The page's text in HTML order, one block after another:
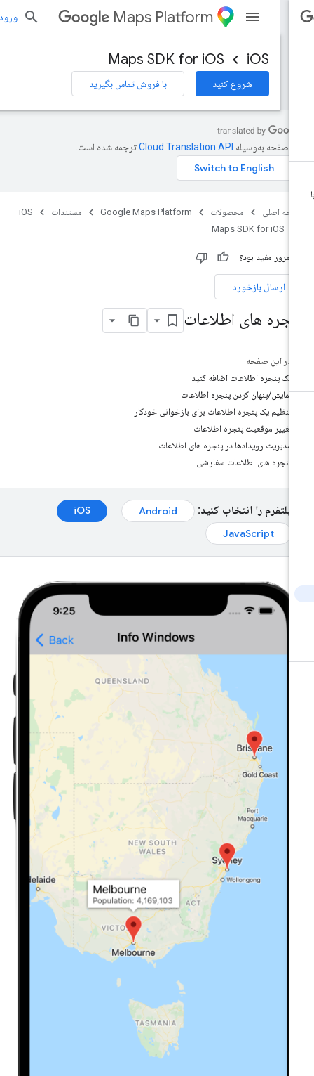
Maps Platform ورود به
iOS
Maps SDK for iOS
شروع کنید با فروش تماس بگیرید
صفحه به‌وسیله ترجمه شده است.
اصلی محصولات Google Maps Platform مستندات
iOS
Maps SDK for iOS
مرور مفید بود؟
ارسال بازخورد
های اطلاعات
در این صفحه
یک پنجره اطلاعات اضافه کنید
نمایش/پنهان کردن پنجره اطلاعات
تنظیم یک پنجره اطلاعات برای بازخوانی خودکار
تغییر موقعیت پنجره اطلاعات
مدیریت رویدادها در پنجره های اطلاعات
پنجره های اطلاعات سفارشی
پلتفرم را انتخاب کنید: Android
iOS
JavaScript